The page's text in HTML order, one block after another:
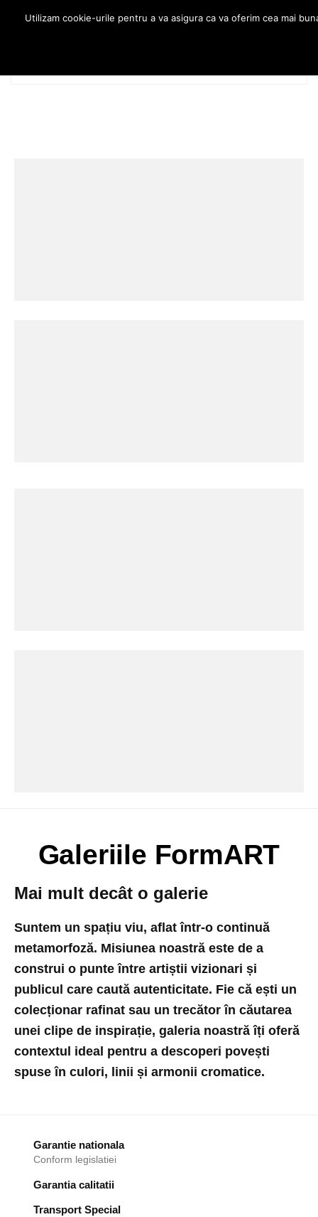
MENU 0
Galeriile FormART
Mai mult decât o galerie
Suntem un spațiu viu, aflat într-o continuă
metamorfoză. Misiunea noastră este de a
construi o punte între artiștii vizionari și
publicul care caută autenticitate. Fie că ești un
colecționar rafinat sau un trecător în căutarea
unei clipe de inspirație, galeria noastră îți oferă
contextul ideal pentru a descoperi povești
spuse în culori, linii și armonii cromatice.
Garantie nationala
Conform legislatiei
Garantia calitatii
Transport Special
Utilizam cookie-urile pentru a va asigura ca va oferim cea mai